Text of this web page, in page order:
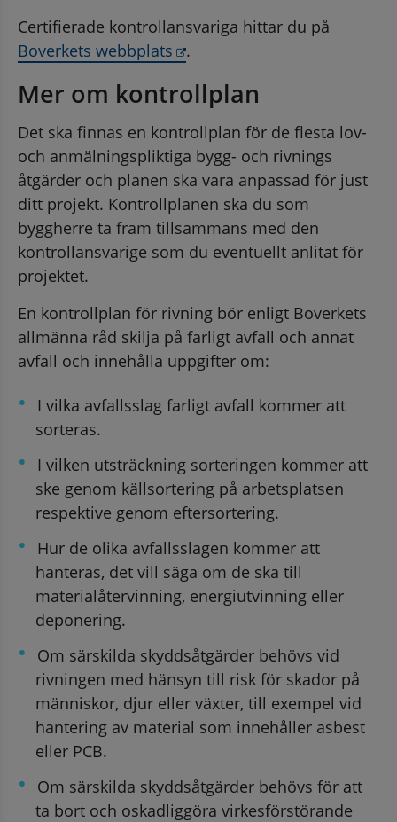
Boverkets webbplats
Länk till annan webbplats,
.
Mer om kontrollplan
Det ska finnas en kontrollplan för de flesta lov-
och anmälningspliktiga bygg- och rivnings
åtgärder och planen ska vara anpassad för just
ditt projekt. Kontrollplanen ska du som
byggherre ta fram tillsammans med den
kontrollansvarige som du eventuellt anlitat för
projektet.
En kontrollplan för rivning bör enligt Boverkets
allmänna råd skilja på farligt avfall och annat
avfall och innehålla uppgifter om:
I vilka avfallsslag farligt avfall kommer att
sorteras.
I vilken utsträckning sorteringen kommer att
ske genom källsortering på arbetsplatsen
respektive genom eftersortering.
Hur de olika avfallsslagen kommer att
hanteras, det vill säga om de ska till
materialåtervinning, energiutvinning eller
deponering.
Om särskilda skyddsåtgärder behövs vid
rivningen med hänsyn till risk för skador på
människor, djur eller växter, till exempel vid
hantering av material som innehåller asbest
eller PCB.
Om särskilda skyddsåtgärder behövs för att
ta bort och oskadliggöra virkesförstörande